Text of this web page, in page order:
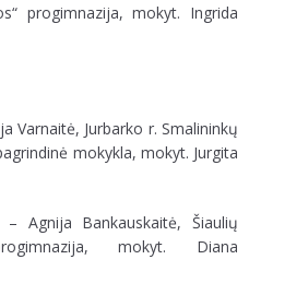
progimnazija, mokyt. Ingrida
Varnaitė, Jurbarko r. Smalininkų
mokykla, mokyt. Jurgita
Bankauskaitė, Šiaulių
mokyt. Diana